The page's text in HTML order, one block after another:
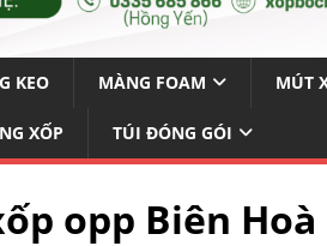
KEO MÀNG FOAM MÚT
XỐP TÚI ĐÓNG GÓI
opp Biên Hoà